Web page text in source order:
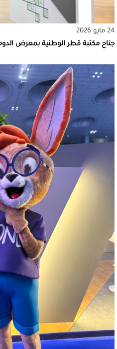
24 مايو 2026
جناح مكتبة قطر الوطنية بمعرض الدوحة